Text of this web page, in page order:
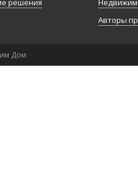
решения
Авторы
Дом